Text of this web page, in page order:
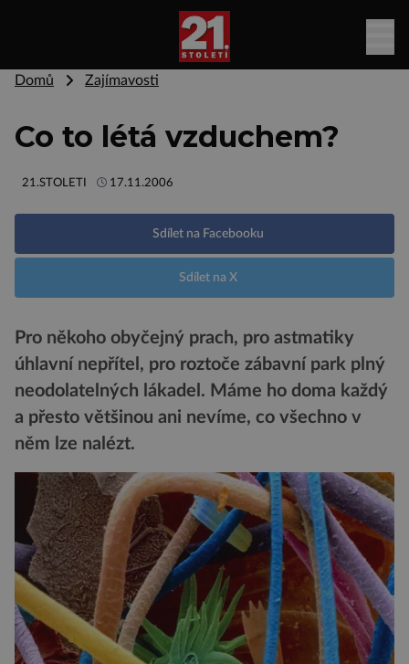
Domů Zajímavosti
Co to létá vzduchem?
21.STOLETI 17.11.2006
Sdílet na Facebooku
Sdílet na X
Pro někoho obyčejný prach, pro astmatiky
úhlavní nepřítel, pro roztoče zábavní park plný
neodolatelných lákadel. Máme ho doma každý
a přesto většinou ani nevíme, co všechno v
něm lze nalézt.